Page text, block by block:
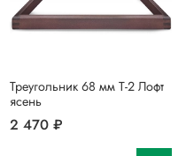
Треугольник 68 мм Т-2 Лофт
ясень
2 470 ₽